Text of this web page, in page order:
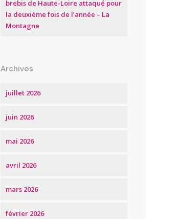
brebis de Haute-Loire attaqué pour
la deuxième fois de l’année – La
Montagne
Archives
juillet 2026
juin 2026
mai 2026
avril 2026
mars 2026
février 2026